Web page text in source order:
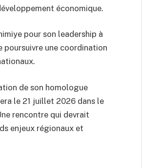
économique.
pour son leadership à
poursuivre une coordination
de son homologue
le 21 juillet 2026 dans le
rencontre qui devrait
enjeux régionaux et